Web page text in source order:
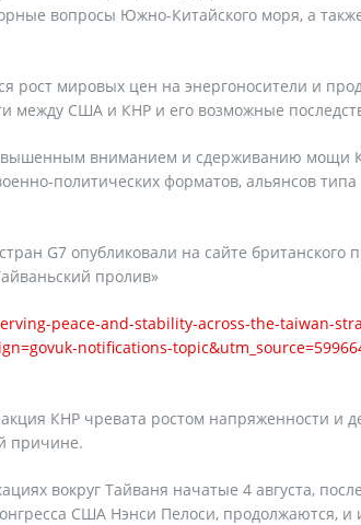
вопросы Южно-Китайского моря, а
рост мировых цен на энергоносители и
между США и КНР и его возможные
вниманием и сдерживанию мощи
политических форматов, альянсов типа
G7 опубликовали на сайте британского
пролив»
peace-and-stability-across-the-taiwan-
notifications-
КНР чревата ростом напряженности и
причине.
вокруг Тайваня начатые 4 августа,
США Нэнси Пелоси, продолжаются, и